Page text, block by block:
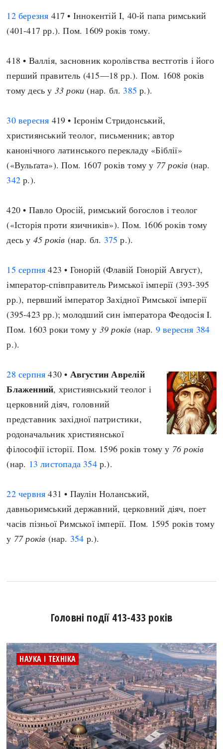
12 березня 417 • Іннокентій I, 40-й папа римський
(401-417 рр.). Пом. 1609 років тому.
418 • Валлія, засновник королівства вестготів і його
перший правитель (415—18 рр.). Пом. 1608 років
тому десь у 33 роки (нар. бл. 385 р.).
30 вересня 419 • Ієронім Стридонський,
християнський теолог, письменник; автор
канонічного латинського перекладу «Біблії»
(«Вульґата»). Пом. 1607 років тому у 77 років (нар.
342 р.).
420 • Павло Оросій, римський богослов і теолог
(«Історія проти язичників»). Пом. 1606 років тому
десь у 45 років (нар. бл. 375 р.).
15 серпня 423 • Гонорій (Флавій Гонорій Август),
імператор-співправитель Римської імперії (393-395
рр.), первший імператор Західної Римської імперії
(395-423 рр.); молодший син імператора Феодосія I.
Пом. 1603 роки тому у 39 років (нар. 9 вересня 384
р.).
28 серпня 430 • Августин Аврелій
Блаженний, християнський теолог і
церковний діяч, головний
представник західної патристики,
родоначальник християнської
філософії історії. Пом. 1596 років тому у 76 років
(нар. 13 листопада 354р.).
22 червня 431 • Паулін Ноланський,
давньоримський державний, церковний діяч, поет
часів пізньої Римської імперії. Пом. 1595 років тому
у 77 років (нар. 354 р.).
Головні події 413-433 років
НАУКА І ТЕХНІКА